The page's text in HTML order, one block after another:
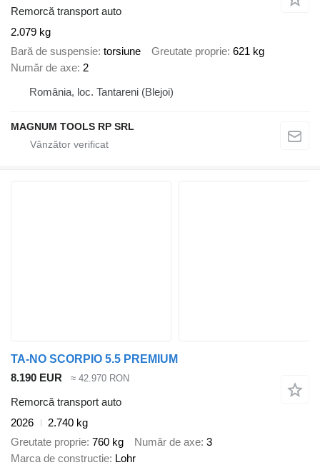
Remorcă transport auto
2.079 kg
Bară de suspensie torsiune Greutate proprie 621 kg
Număr de axe 2
România, loc. Tantareni (Blejoi)
MAGNUM TOOLS RP SRL
TA-NO SCORPIO 5.5 PREMIUM
8.190 EUR
≈ 42.970 RON
Remorcă transport auto
2026
2.740 kg
Greutate proprie 760 kg Număr de axe 3
Marca de constructie Lohr